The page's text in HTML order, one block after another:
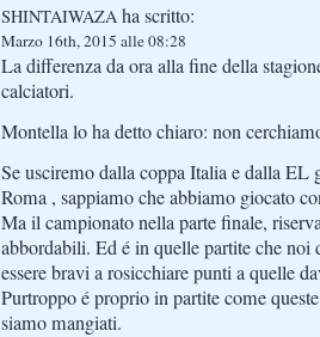
SHINTAIWAZA ha scritto:
Marzo 16th, 2015 alle 08:28
La differenza da ora alla fine della
calciatori.
Montella lo ha detto chiaro: non
Se usciremo dalla coppa Italia e dalla EL
Roma , sappiamo che abbiamo giocato
Ma il campionato nella parte finale,
abbordabili. Ed é in quelle partite che noi
essere bravi a rosicchiare punti a quelle
Purtroppo é proprio in partite come
siamo mangiati.